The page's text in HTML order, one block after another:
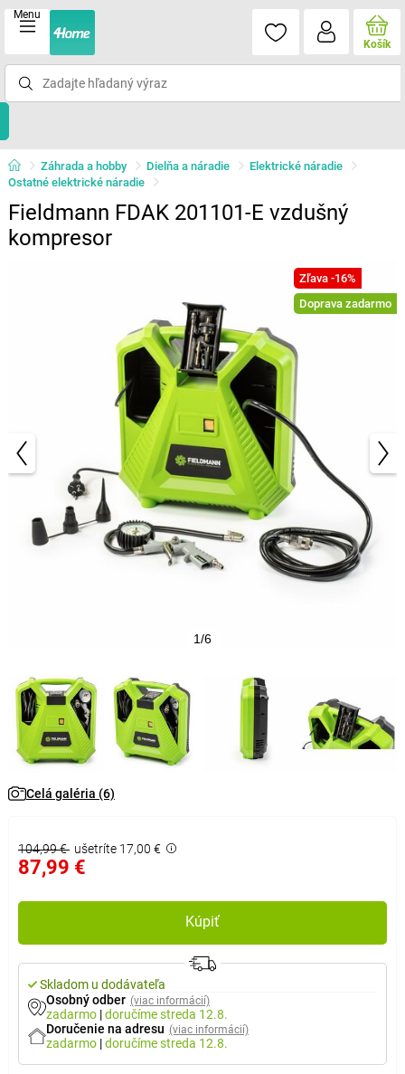
Menu
Košík
Záhrada a hobby Dielňa a náradie
Elektrické náradie
Ostatné elektrické náradie
Fieldmann FDAK 201101-E vzdušný
kompresor
Zľava -16%
Doprava zadarmo
1/6
Celá galéria (6)
104,99 € ušetríte 17,00 €
87,99 €
Kúpiť
Skladom u dodávateľa
Osobný odber (viac informácií)
zadarmo |doručímestreda 12.8.
Doručenie na adresu (viac informácií)
zadarmo |doručímestreda 12.8.